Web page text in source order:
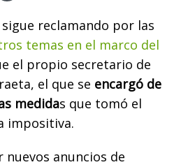
reclamando por las
temas en el marco del
el propio secretario de
el que se encargó de
medidas que tomó el
impositiva.
nuevos anuncios de